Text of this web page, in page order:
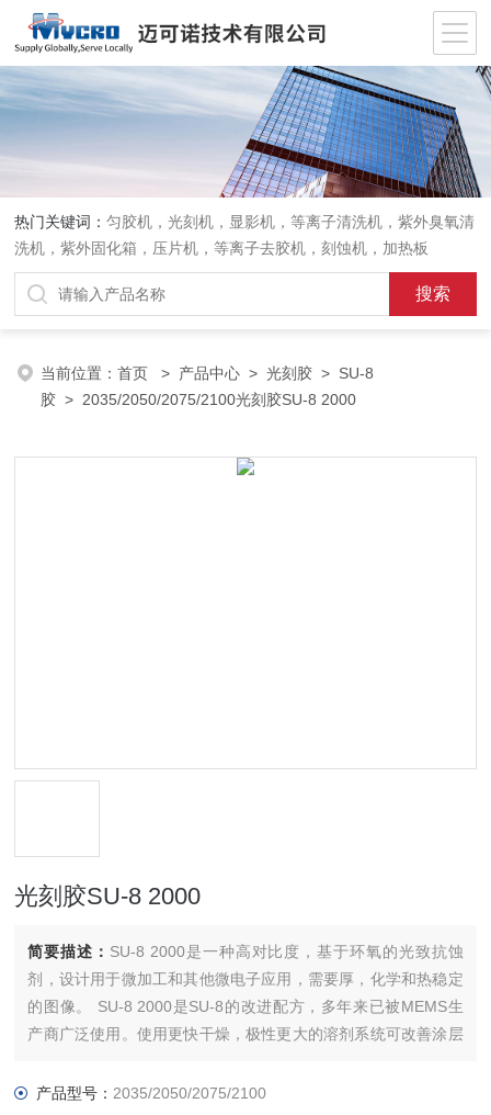
热门关键词：匀胶机，光刻机，显影机，等离子清洗机，紫外臭氧清
洗机，紫外固化箱，压片机，等离子去胶机，刻蚀机，加热板
当前位置：首页 > 产品中心 >光刻胶 > SU-8
胶 > 2035/2050/2075/2100光刻胶SU-8 2000
光刻胶SU-8 2000
简要描述： SU-8 2000是一种高对比度，基于环氧的光致抗蚀
剂，设计用于微加工和其他微电子应用，需要厚，化学和热稳定
的图像。 SU-8 2000是SU-8的改进配方，多年来已被MEMS生
产商广泛使用。使用更快干燥，极性更大的溶剂系统可改善涂层
涂覆工艺可以实现0.5至> 200微米的膜厚。使膜的暴露的和随后
产品型号： 2035/2050/2075/2100